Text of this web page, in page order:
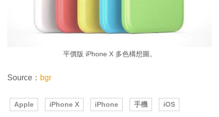
平價版 iPhone X 多色構想圖。
Source： bgr
Apple iPhone X iPhone 手機 iOS